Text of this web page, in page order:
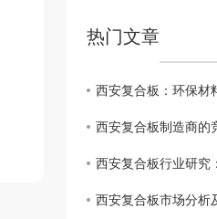
热门文章